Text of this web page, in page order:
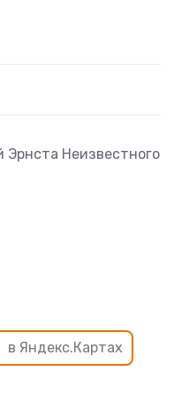
в Яндекс.Картах